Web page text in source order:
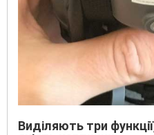
Виділяють три